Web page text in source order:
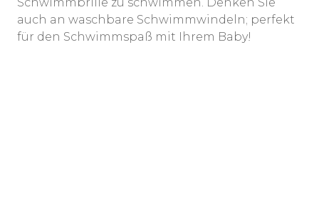
auch an waschbare Schwimmwindeln; perfekt
für den Schwimmspaß mit Ihrem Baby!